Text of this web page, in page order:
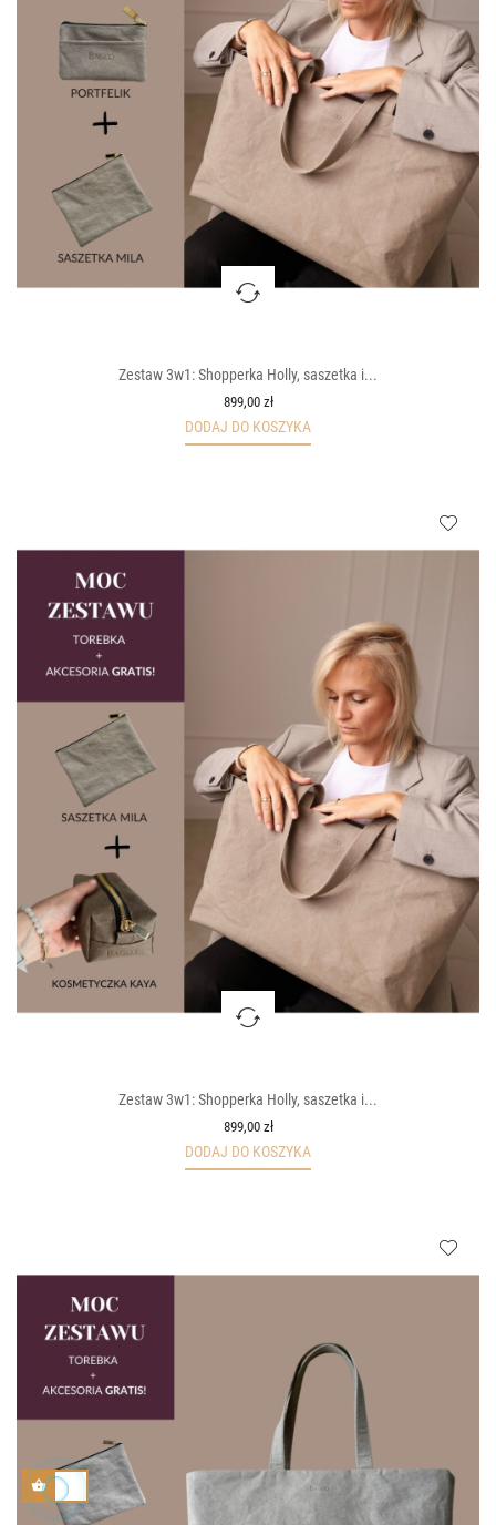
Zestaw 3w1: Shopperka Holly, saszetka i...
899,00 zł
DODAJ DO KOSZYKA
Zestaw 3w1: Shopperka Holly, saszetka i...
899,00 zł
DODAJ DO KOSZYKA